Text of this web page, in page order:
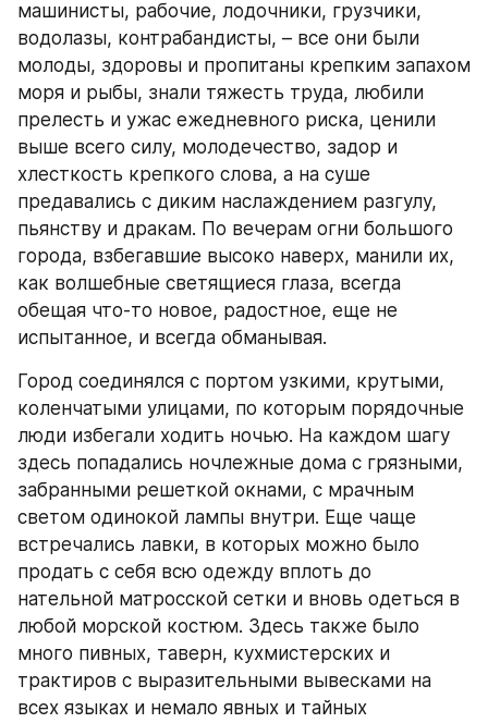
машинисты, рабочие, лодочники, грузчики,
водолазы, контрабандисты, – все они были
молоды, здоровы и пропитаны крепким запахом
моря и рыбы, знали тяжесть труда, любили
прелесть и ужас ежедневного риска, ценили
выше всего силу, молодечество, задор и
хлесткость крепкого слова, а на суше
предавались с диким наслаждением разгулу,
пьянству и дракам. По вечерам огни большого
города, взбегавшие высоко наверх, манили их,
как волшебные светящиеся глаза, всегда
обещая что-то новое, радостное, еще не
испытанное, и всегда обманывая.
Город соединялся с портом узкими, крутыми,
коленчатыми улицами, по которым порядочные
люди избегали ходить ночью. На каждом шагу
здесь попадались ночлежные дома с грязными,
забранными решеткой окнами, с мрачным
светом одинокой лампы внутри. Еще чаще
встречались лавки, в которых можно было
продать с себя всю одежду вплоть до
нательной матросской сетки и вновь одеться в
любой морской костюм. Здесь также было
много пивных, таверн, кухмистерских и
трактиров с выразительными вывесками на
всех языках и немало явных и тайных